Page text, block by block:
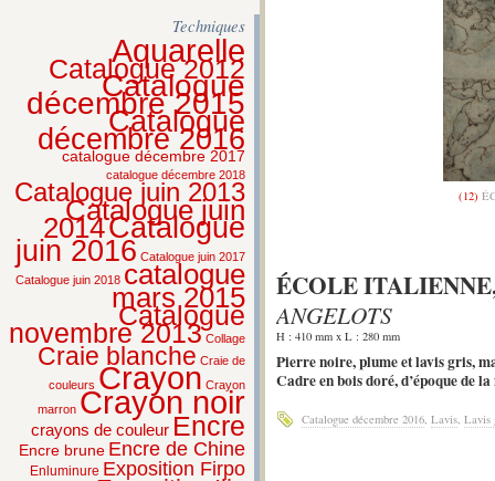
Techniques
Aquarelle
Catalogue 2012
Catalogue
décembre 2015
Catalogue
décembre 2016
catalogue décembre 2017
catalogue décembre 2018
Catalogue juin 2013
Catalogue juin
2014Catalogue
juin 2016 Catalogue juin 2017
Catalogue juin 2018 catalogue
mars 2015
Catalogue
novembre 2013 Collage
Craie blanche Craie de
couleurs Crayon Crayon
marron Crayon noir
crayons de couleur Encre
Encre brune Encre de Chine
Enluminure Exposition Firpo
(12)
ÉCOLE
ANGELOTS
H : 410 mm x L : 280 mm
Pierre noire, plume et lavis gris,
Cadre en bois doré, d’époque de
Catalogue décembre 2016 Lavis Lavis